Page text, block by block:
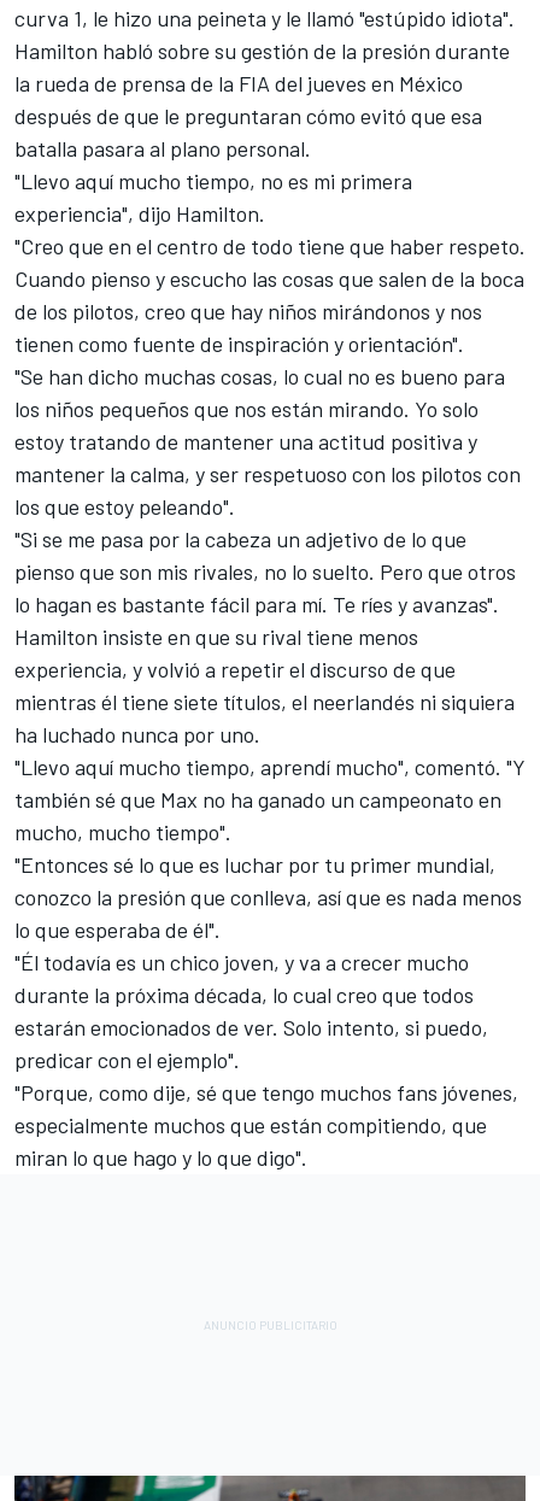
curva 1, le hizo una peineta y le llamó "estúpido idiota".
Hamilton habló sobre su gestión de la presión durante
la rueda de prensa de la FIA del jueves en México
después de que le preguntaran cómo evitó que esa
batalla pasara al plano personal.
"Llevo aquí mucho tiempo, no es mi primera
experiencia", dijo Hamilton.
"Creo que en el centro de todo tiene que haber respeto.
Cuando pienso y escucho las cosas que salen de la boca
de los pilotos, creo que hay niños mirándonos y nos
tienen como fuente de inspiración y orientación".
"Se han dicho muchas cosas, lo cual no es bueno para
los niños pequeños que nos están mirando. Yo solo
estoy tratando de mantener una actitud positiva y
mantener la calma, y ser respetuoso con los pilotos con
los que estoy peleando".
"Si se me pasa por la cabeza un adjetivo de lo que
pienso que son mis rivales, no lo suelto. Pero que otros
lo hagan es bastante fácil para mí. Te ríes y avanzas".
Hamilton insiste en que su rival tiene menos
experiencia, y volvió a repetir el discurso de que
mientras él tiene siete títulos, el neerlandés ni siquiera
ha luchado nunca por uno.
"Llevo aquí mucho tiempo, aprendí mucho", comentó. "Y
también sé que Max no ha ganado un campeonato en
mucho, mucho tiempo".
"Entonces sé lo que es luchar por tu primer mundial,
conozco la presión que conlleva, así que es nada menos
lo que esperaba de él".
"Él todavía es un chico joven, y va a crecer mucho
durante la próxima década, lo cual creo que todos
estarán emocionados de ver. Solo intento, si puedo,
predicar con el ejemplo".
"Porque, como dije, sé que tengo muchos fans jóvenes,
especialmente muchos que están compitiendo, que
miran lo que hago y lo que digo".